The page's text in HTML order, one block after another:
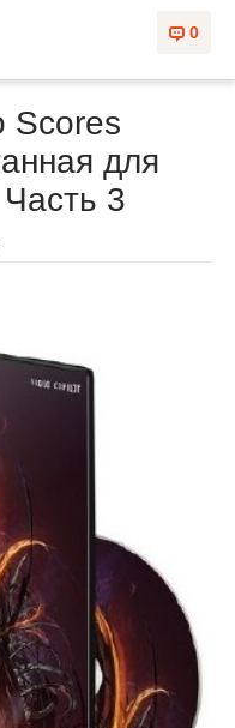
0
Scores
для
3